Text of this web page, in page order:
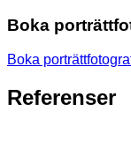
Boka
Boka
Referenser